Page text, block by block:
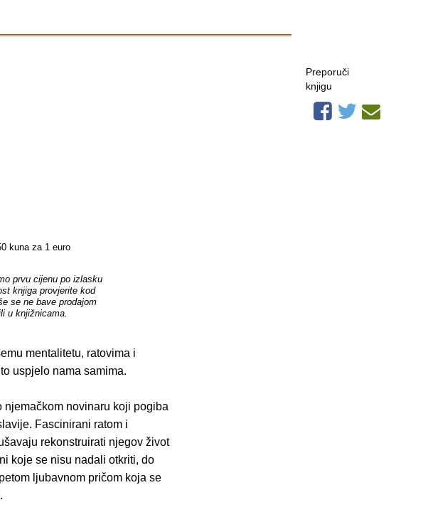
kuna za 1 euro
prvu cijenu po izlasku
knjiga provjerite kod
se ne bave prodajom
u knjižnicama.
mentalitetu, ratovima i
uspjelo nama samima.
novinaru koji pogiba
Fascinirani ratom i
rekonstruirati njegov život
koje se nisu nadali otkriti, do
ljubavnom pričom koja se
Preporuči
knjigu